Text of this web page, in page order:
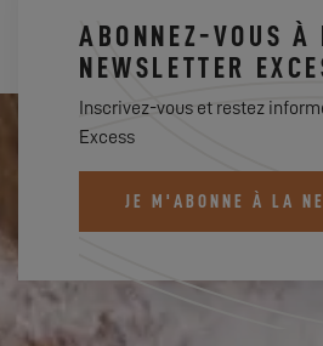
ABONNEZ-VOUS À
NEWSLETTER
Inscrivez-vous et restez
Excess
JE M'ABONNE À LA